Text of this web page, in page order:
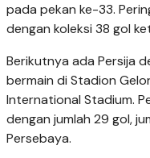
pada pekan ke-33.
dengan koleksi 38 gol
Berikutnya ada Persija
bermain di Stadion
International Stadium.
dengan jumlah 29 gol,
Persebaya.